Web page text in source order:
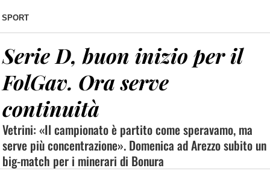
SPORT
Serie D, buon inizio per il
FolGav. Ora serve
continuità
Vetrini: «Il campionato è partito come speravamo, ma
serve più concentrazione». Domenica ad Arezzo subito un
big-match per i minerari di Bonura